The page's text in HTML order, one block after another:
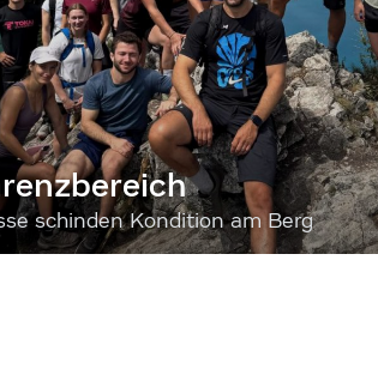
schinden Kondition am Berg